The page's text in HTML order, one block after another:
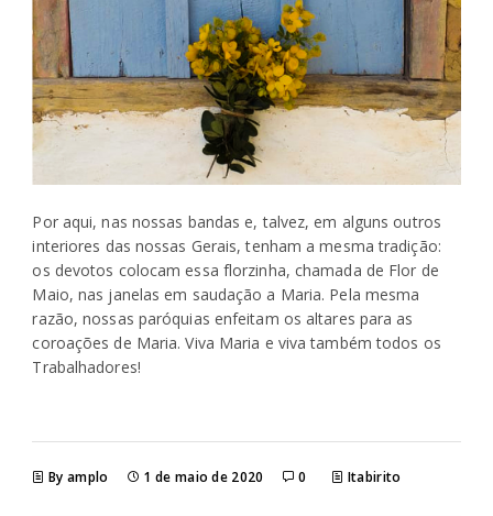
Por aqui, nas nossas bandas e, talvez, em alguns outros
interiores das nossas Gerais, tenham a mesma tradição:
os devotos colocam essa florzinha, chamada de Flor de
Maio, nas janelas em saudação a Maria. Pela mesma
razão, nossas paróquias enfeitam os altares para as
coroações de Maria. Viva Maria e viva também todos os
Trabalhadores!
By amplo 1 de maio de 2020 0 Itabirito